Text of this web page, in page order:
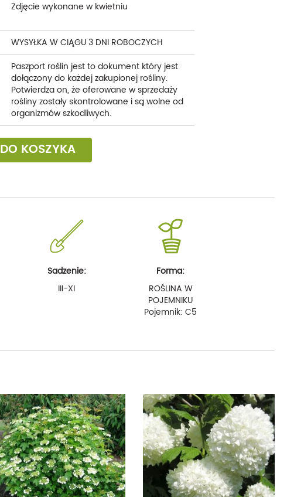
Zdjęcie wykonane w kwietniu
WYSYŁKA W CIĄGU 3 DNI ROBOCZYCH
Paszport roślin jest to dokument który jest
dołączony do każdej zakupionej rośliny.
Potwierdza on, że oferowane w sprzedaży
rośliny zostały skontrolowane i są wolne od
organizmów szkodliwych.
DO KOSZYKA
Sadzenie:
III-XI
Forma:
ROŚLINA W
POJEMNIKU
Pojemnik: C5